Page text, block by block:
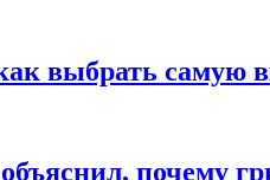
выбрать самую
почему